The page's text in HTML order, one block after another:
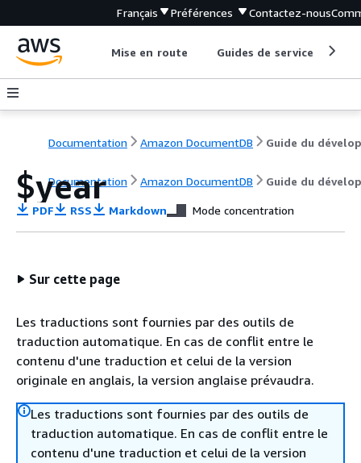
Français Préférences Contactez-nous
Mise en route Guides de service
Documentation Amazon DocumentDB
Documentation Amazon DocumentDB Guide du
$year
PDF RSS Markdown Mode concentration
Sur cette page
Les traductions sont fournies par des outils de
traduction automatique. En cas de conflit entre le
contenu d'une traduction et celui de la version
originale en anglais, la version anglaise prévaudra.
Les traductions sont fournies par des outils de
traduction automatique. En cas de conflit entre le
contenu d'une traduction et celui de la version